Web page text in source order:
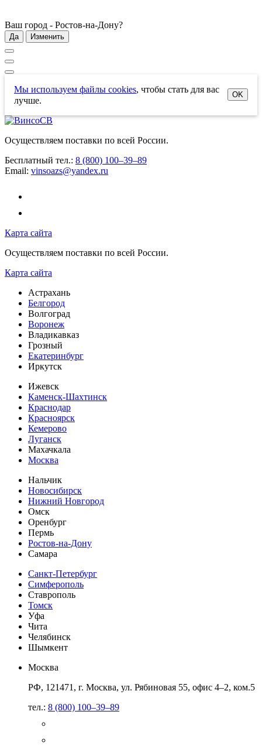
Ваш город - Ростов-на-Дону?
Да Изменить
Мы используем файлы cookies, чтобы стать для вас
лучше.
OK
Осуществляем поставки по всей России.
Бесплатный тел.: 8 (800) 100–39–89
Email: vinsoazs@yandex.ru
Карта сайта
Осуществляем поставки по всей России.
Карта сайта
Астрахань
Белгород
Волгоград
Воронеж
Владикавказ
Грозный
Екатеринбург
Иркутск
Ижевск
Каменск-Шахтинск
Краснодар
Красноярск
Кемерово
Луганск
Махачкала
Москва
Нальчик
Новосибирск
Нижний Новгород
Омск
Оренбург
Пермь
Ростов-на-Дону
Самара
Санкт-Петербург
Симферополь
Ставрополь
Томск
Уфа
Чита
Челябинск
Шымкент
Москва
РФ, 121471, г. Москва, ул. Рябиновая 55, офис 4–2, ком.5
тел.: 8 (800) 100–39–89